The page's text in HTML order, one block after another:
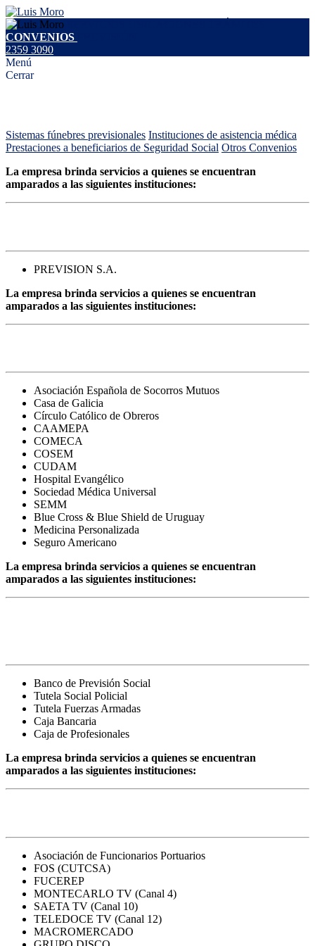
CONVENIOS
2359 3090
Menú
Cerrar
Sistemas fúnebres previsionales Instituciones de asistencia médica
Prestaciones a beneficiarios de Seguridad Social Otros Convenios
La empresa brinda servicios a quienes se encuentran
amparados a las siguientes instituciones:
PREVISION S.A.
La empresa brinda servicios a quienes se encuentran
amparados a las siguientes instituciones:
Asociación Española de Socorros Mutuos
Casa de Galicia
Círculo Católico de Obreros
CAAMEPA
COMECA
COSEM
CUDAM
Hospital Evangélico
Sociedad Médica Universal
SEMM
Blue Cross & Blue Shield de Uruguay
Medicina Personalizada
Seguro Americano
La empresa brinda servicios a quienes se encuentran
amparados a las siguientes instituciones:
Banco de Previsión Social
Tutela Social Policial
Tutela Fuerzas Armadas
Caja Bancaria
Caja de Profesionales
La empresa brinda servicios a quienes se encuentran
amparados a las siguientes instituciones:
Asociación de Funcionarios Portuarios
FOS (CUTCSA)
FUCEREP
MONTECARLO TV (Canal 4)
SAETA TV (Canal 10)
TELEDOCE TV (Canal 12)
MACROMERCADO